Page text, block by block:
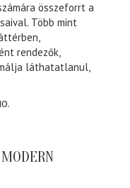
összeforrt a
Több mint
rendezők,
láthatatlanul,